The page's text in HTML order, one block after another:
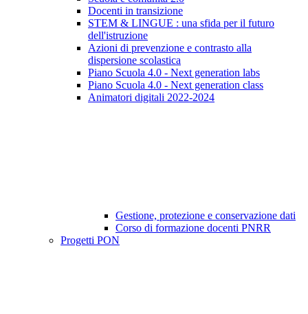
Docenti in transizione
STEM & LINGUE : una sfida per il futuro
dell'istruzione
Azioni di prevenzione e contrasto alla
dispersione scolastica
Piano Scuola 4.0 - Next generation labs
Piano Scuola 4.0 - Next generation class
Animatori digitali 2022-2024
Gestione, protezione e conservazione dati
Corso di formazione docenti PNRR
Progetti PON